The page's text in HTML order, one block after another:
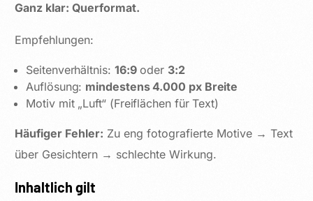
Ganz klar: Querformat.
Empfehlungen:
Seitenverhältnis: 16:9oder 3:2
Auflösung: mindestens 4.000 px Breite
Motiv mit „Luft“ (Freiflächen für Text)
Häufiger Fehler: Zu eng fotografierte Motive → Text
über Gesichtern → schlechte Wirkung.
Inhaltlich gilt